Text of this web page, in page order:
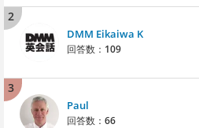
2
DMM Eikaiwa K
回答数： 109
3
Paul
回答数： 66